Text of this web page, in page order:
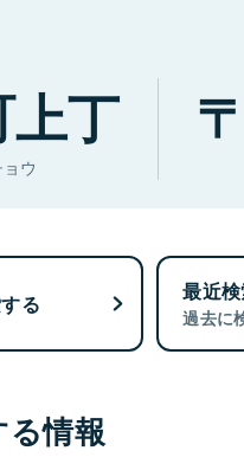
丁
ウ
る 最近
過去に
情報